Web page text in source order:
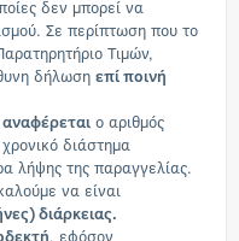
δεν μπορεί να
Σε περίπτωση που το
Τιμών,
δήλωση επί ποινή
ο αριθμός
διάστημα
λήψης της παραγγελίας.
να είναι
διάρκειας.
, εφόσον